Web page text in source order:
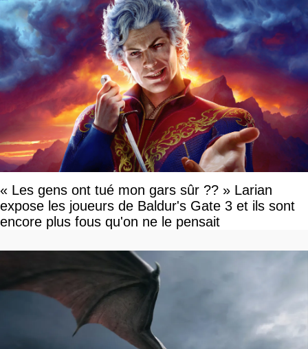
« Les gens ont tué mon gars sûr ?? » Larian
expose les joueurs de Baldur's Gate 3 et ils sont
encore plus fous qu'on ne le pensait